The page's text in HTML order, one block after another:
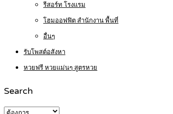
รีสอร์ท โรงแรม
โฮมออฟฟิต สำนักงาน พื้นที่
อื่นๆ
รับโพสต์อสังหา
หวยฟรี หวยแม่นๆ สูตรหวย
Search